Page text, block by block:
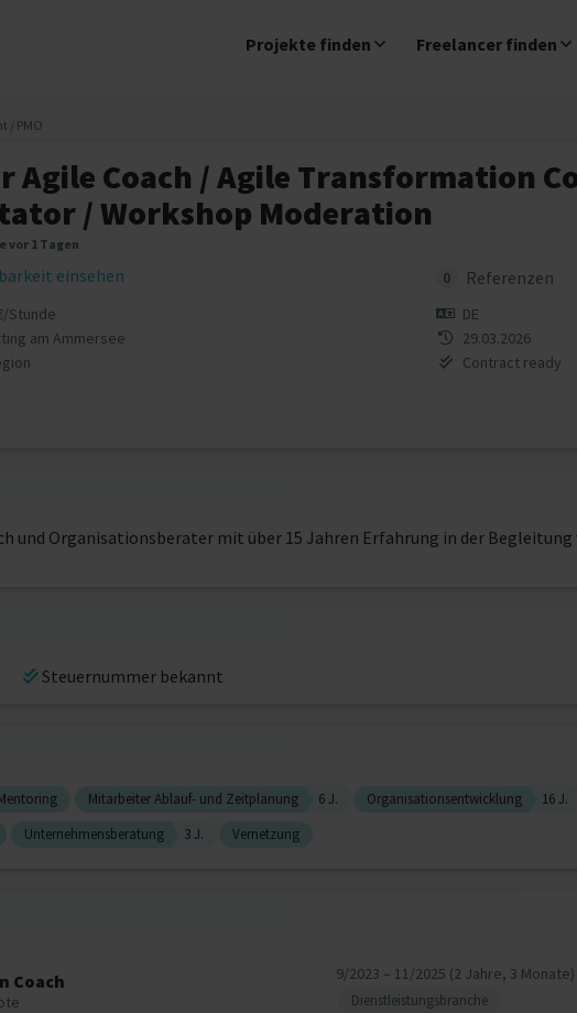
Projekte finden Freelancer finden
/ PMO
Agile Coach / Agile Transformation
/ Workshop Moderation
vor 1 Tagen
einsehen 0 Referenzen
Stunde
am Ammersee
DE
29.03.2026
Contract ready
und Organisationsberater mit über 15 Jahren Erfahrung in der
Steuernummer bekannt
Mitarbeiter Ablauf- und Zeitplanung 6 J. Organisationsentwicklung 16 J.
Unternehmensberatung 3 J. Vernetzung
Coach 9/2023 – 11/2025 (2 Jahre, 3 Monate)
Dienstleistungsbranche